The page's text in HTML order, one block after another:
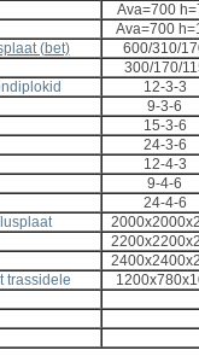
Ava=700
Ava=700
(bet)
600/310/
300/170/
12-3-3
9-3-6
15-3-6
24-3-6
12-4-3
9-4-6
24-4-6
trassidele